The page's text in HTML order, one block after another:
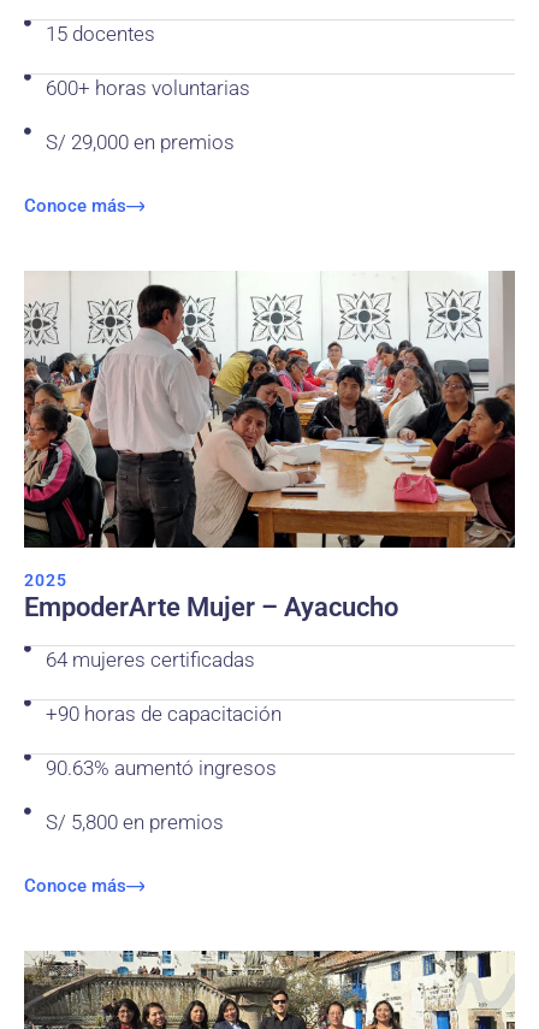
15 docentes
600+ horas voluntarias
S/ 29,000 en premios
Conoce más
2025
EmpoderArte Mujer – Ayacucho
64 mujeres certificadas
+90 horas de capacitación
90.63% aumentó ingresos
S/ 5,800 en premios
Conoce más